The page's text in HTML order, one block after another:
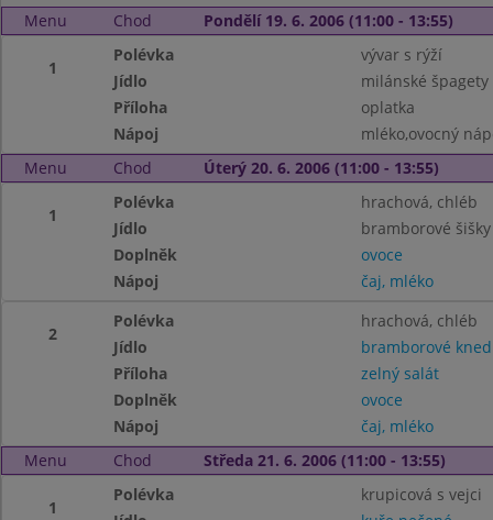
Menu Chod Pondělí 19. 6. 2006 (11:00 - 13:55)
1
Polévka
vývar s rýží
Jídlo
milánské špagety
Příloha
oplatka
Nápoj
mléko,ovocný
Menu
Chod Úterý 20. 6. 2006 (11:00 - 13:55)
1
Polévka
hrachová, chléb
Jídlo
bramborové
Doplněk
ovoce
Nápoj
čaj, mléko
2
Polévka
hrachová, chléb
Jídlo
bramborové
Příloha
zelný salát
Doplněk
ovoce
Nápoj
čaj, mléko
Menu
Chod Středa 21. 6. 2006 (11:00 - 13:55)
1
Polévka
krupicová s vejci